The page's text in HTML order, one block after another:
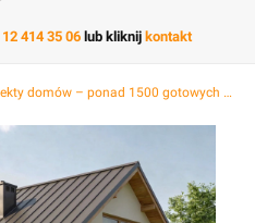
12 414 35 06 lub kliknij kontakt
Projekty domów – ponad 1500 gotowych projektów